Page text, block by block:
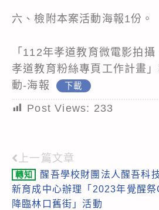
六、檢附本案活動海報1份。
「112年孝道教育微電影拍
孝道教育粉絲專頁工作計畫
動-海報
下載
Post Views: 233
Read
more
articles
上一篇文章
轉知
醒吾學校財團法人醒吾科
新育成中心辦理「2023年覺醒
降臨林口舊街」活動